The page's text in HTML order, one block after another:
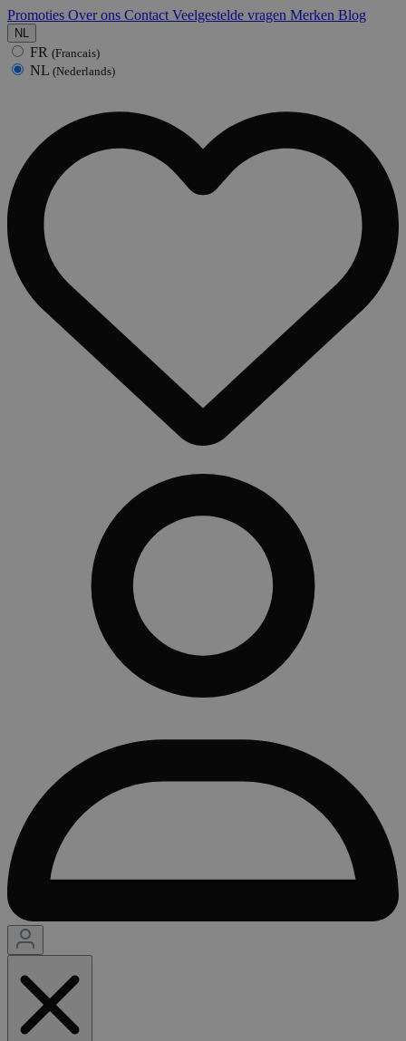
Promoties Over ons Contact Veelgestelde vragen Merken Blog
NL
FR (Francais)
NL (Nederlands)